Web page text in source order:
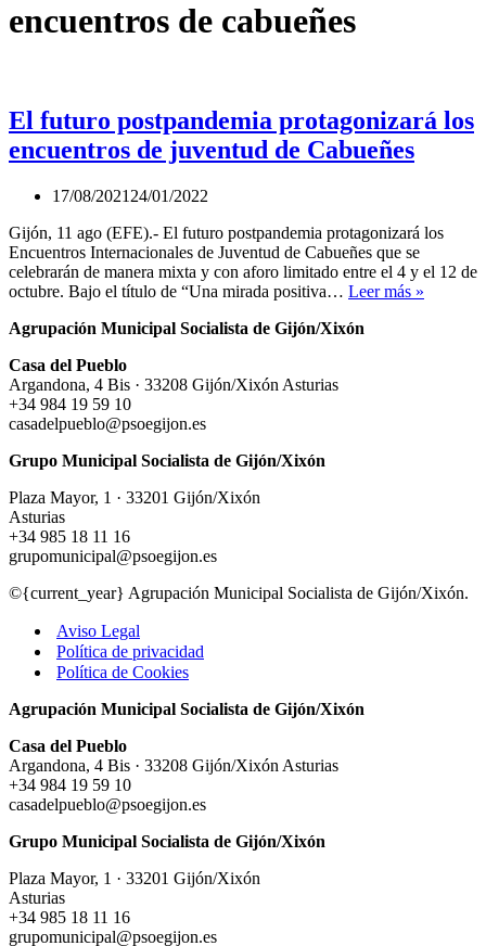
encuentros de cabueñes
El futuro postpandemia protagonizará los
encuentros de juventud de Cabueñes
17/08/2021 24/01/2022
Gijón, 11 ago (EFE).- El futuro postpandemia protagonizará los
Encuentros Internacionales de Juventud de Cabueñes que se
celebrarán de manera mixta y con aforo limitado entre el 4 y el 12 de
octubre. Bajo el título de “Una mirada positiva… Leer más »
Agrupación Municipal Socialista de Gijón/Xixón
Casa del Pueblo
Argandona, 4 Bis · 33208 Gijón/Xixón Asturias
+34 984 19 59 10
casadelpueblo@psoegijon.es
Grupo Municipal Socialista de Gijón/Xixón
Plaza Mayor, 1 · 33201 Gijón/Xixón
Asturias
+34 985 18 11 16
grupomunicipal@psoegijon.es
©{current_year} Agrupación Municipal Socialista de Gijón/Xixón.
Aviso Legal
Política de privacidad
Política de Cookies
Agrupación Municipal Socialista de Gijón/Xixón
Casa del Pueblo
Argandona, 4 Bis · 33208 Gijón/Xixón Asturias
+34 984 19 59 10
casadelpueblo@psoegijon.es
Grupo Municipal Socialista de Gijón/Xixón
Plaza Mayor, 1 · 33201 Gijón/Xixón
Asturias
+34 985 18 11 16
grupomunicipal@psoegijon.es